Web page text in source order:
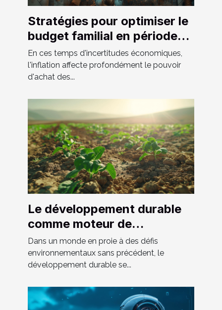
Stratégies pour optimiser le
budget familial en période
d'inflation
En ces temps d'incertitudes économiques,
l'inflation affecte profondément le pouvoir
d'achat des...
Le développement durable
comme moteur de
croissance économique
dans les pays émergents
Dans un monde en proie à des défis
environnementaux sans précédent, le
développement durable se...